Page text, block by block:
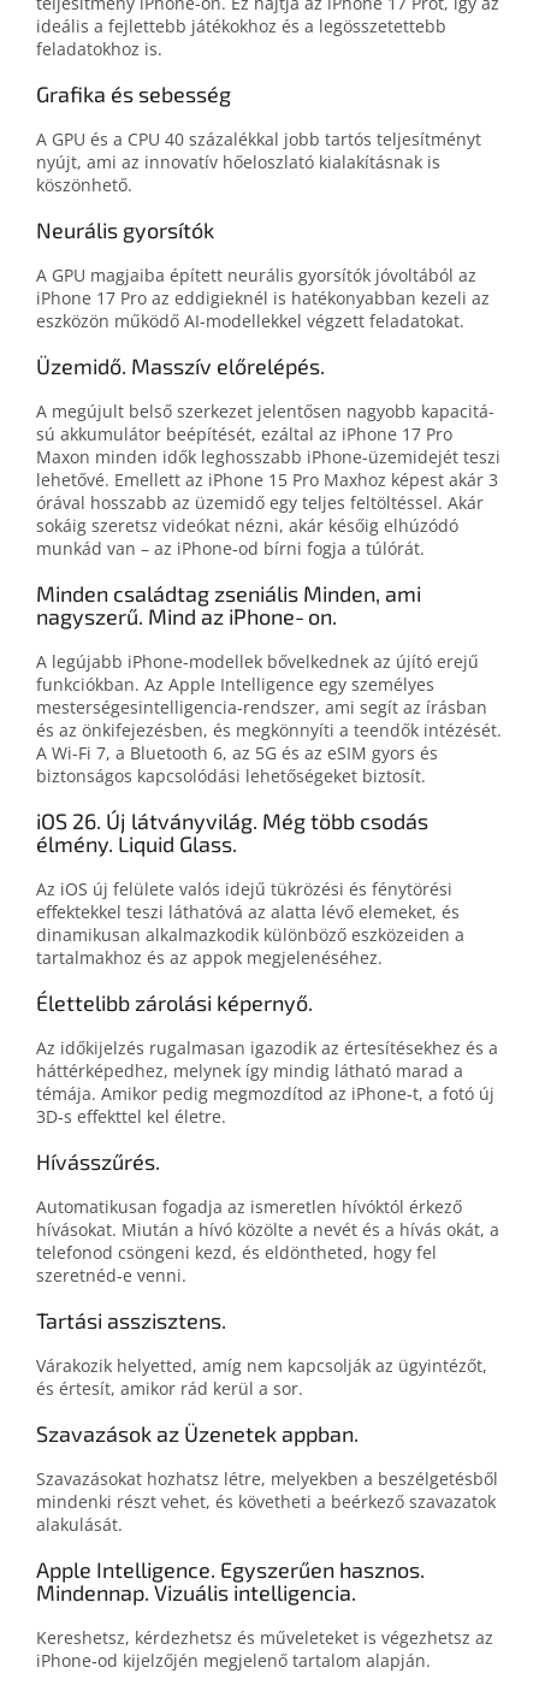
ideális a fej­lettebb játékok­hoz és a leg­összetettebb
feladatokhoz is.
Grafika és sebesség
A GPU és a CPU 40 százalékkal jobb tartós tel­jesít­ményt
nyújt, ami az inno­vatív hő­elosz­lató ki­alakítás­nak is
köszönhető.
Neurális gyorsítók
A GPU magjaiba épített neurális gyor­sí­tók jóvol­tá­ból az
iPhone 17 Pro az eddi­giek­nél is haté­ko­nyabban kezeli az
esz­közön mű­ködő AI-modellekkel végzett feladatokat.
Üzemidő. Masszív előrelépés.
A megújult belső szerkezet jelentő­sen nagyobb kapa­ci­tá­
sú akkumulá­tor be­építé­sét, ezáltal az iPhone 17 Pro
Maxon minden idők leghosszabb iPhone-üzemidejét teszi
lehetővé. Emellett az iPhone 15 Pro Max­hoz képest akár 3
órával hosszabb az üzem­idő egy teljes fel­töl­tés­sel. Akár
sokáig sze­retsz videó­kat nézni, akár későig el­húzódó
munkád van – az iPhone‑od bírni fogja a túlórát.
Minden családtag zseniális Minden, ami
nagyszerű. Mind az iPhone‑on.
A legújabb iPhone-modellek bővel­ked­nek az újító erejű
funkciók­ban. Az Apple Intelligence egy személyes
mesterségesintelligencia-rendszer, ami segít az írás­ban
és az ön­kifejezés­ben, és meg­könnyíti a teen­dők intézését.
A Wi-Fi 7, a Bluetooth 6, az 5G és az eSIM gyors és
biztonságos kapcsolódási lehetőségeket biztosít.
iOS 26. Új látványvilág. Még több csodás
élmény. Liquid Glass.
Az iOS új felülete valós idejű tükrözési és fénytörési
effektekkel teszi láthatóvá az alatta lévő elemeket, és
dinamikusan alkalmazkodik különböző eszközeiden a
tartalmakhoz és az appok megjelenéséhez.
Élettelibb zárolási képernyő.
Az időkijelzés rugalmasan igazo­dik az értesí­té­sek­hez és a
háttér­képedhez, melynek így mindig látható marad a
témája. Amikor pedig megmozdítod az iPhone‑t, a fotó új
3D‑s effekttel kel életre.
Hívásszűrés.
Automatikusan fogadja az ismeretlen hívóktól érkező
hívásokat. Miután a hívó közölte a nevét és a hívás okát, a
telefonod csöngeni kezd, és eldöntheted, hogy fel
szeretnéd‑e venni.
Tartási asszisztens.
Várakozik helyetted, amíg nem kapcsolják az ügyintézőt,
és értesít, amikor rád kerül a sor.
Szavazások az Üzenetek appban.
Szavazásokat hozhatsz létre, melyekben a beszélgetésből
mindenki részt vehet, és követheti a beérkező szavazatok
alakulását.
Apple Intelligence. Egyszerűen hasznos.
Mindennap. Vizuális intelligencia.
Kereshetsz, kérdezhetsz és műveleteket is végezhetsz az
iPhone‑od kijelzőjén megjelenő tartalom alapján.